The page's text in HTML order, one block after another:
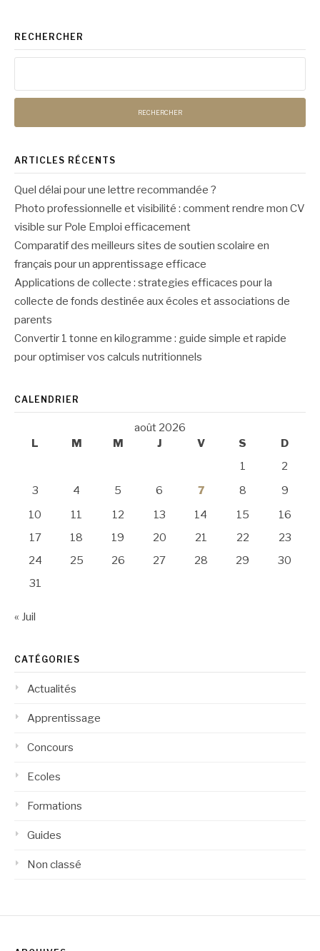
RECHERCHER
ARTICLES RÉCENTS
Quel délai pour une lettre recommandée ?
Photo professionnelle et visibilité : comment rendre mon CV
visible sur Pole Emploi efficacement
Comparatif des meilleurs sites de soutien scolaire en
français pour un apprentissage efficace
Applications de collecte : strategies efficaces pour la
collecte de fonds destinée aux écoles et associations de
parents
Convertir 1 tonne en kilogramme : guide simple et rapide
pour optimiser vos calculs nutritionnels
CALENDRIER
août 2026
L
M M J V S
D
1
2
3
4 5 6 7 8
9
10
11 12 13 14 15
16
17
18 19 20 21 22
23
24
25 26 27 28 29
30
31
« Juil
CATÉGORIES
Actualités
Apprentissage
Concours
Ecoles
Formations
Guides
Non classé